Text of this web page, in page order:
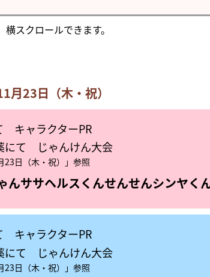
スクロールできます。
月23日（木・祝）
キャラクターPR
にて じゃんけん大会
日（木・祝）」参照
んササヘルスくんせんせんシンヤく
キャラクターPR
にて じゃんけん大会
日（木・祝）」参照